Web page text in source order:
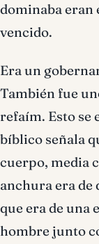
dominaba eran
vencido.
Era un
También fue
refaím. Esto se
bíblico señala
cuerpo, media
anchura era de
que era de una
hombre junto